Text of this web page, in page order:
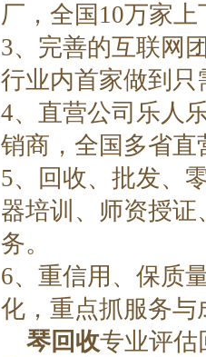
厂，全国10万家
3、完善的互联网
行业内首家做到
4、直营公司乐人
销商，全国多省
5、回收、批发、
器培训、师资授
务。
6、重信用、保质
化，重点抓服务与
琴回收专业评估